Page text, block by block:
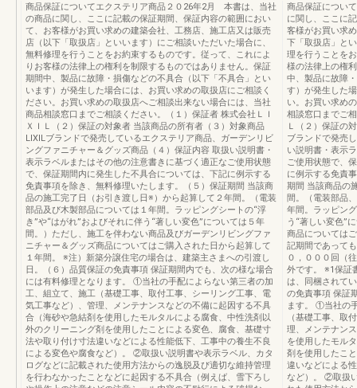
商品保証についてエクステリア商品２０26年2月 本書は、当社
の商品に関し、ここに記載の保証期間、保証内容の範囲におい
て、お客様がお買い求めの建築会社、工務店、施工店又は販売
店（以下「取扱店」といいます）にご相談いただいた場合に、
無料修理を行うことをお約束するものです。従って、これによ
りお客様の法律上の権利を制限するものではありません。保証
期間中、製品に故障・損傷などの不具合（以下「不具合」とい
います）が発生した場合には、お買い求めの取扱店にご相談く
ださい。お買い求めの取扱店へご相談出来ない場合には、当社
商品相談窓口までご相談ください。（１）保証者 株式会社ＬＩ
ＸＩＬ（２）保証の対象者 当該商品の所有者（３）対象商品
LIXILブランドで発売しているエクステリア商品、ガーデンリビ
ングファニチャー＆グッズ商品（４）保証内容 取扱い説明書・
表示ラベルまたはその他の注意書きに基づく適正なご使用状態
で、保証期間内に発生した不具合については、下記に例示する
免責事項を除き、無料修理いたします。（５）保証期間 当該商
品の施工完了日（お引き渡し日※）から起算して２年間。（電装
部品及び木製部品については１年間。ラッピングシートの“浮
き”や“はがれ”およびそれに伴う“著しい変色”については５年
間。）ただし、施工を伴わない商品及びガーデンリビングファ
ニチャー＆グッズ商品についてはご購入された日から起算して
１年間。 ※注）新築分譲住宅の場合は、建築主さまへの引渡し
日。（６）品質保証の免責事項 保証期間内でも、次の様な場合
には有料修理となります。 ①当社の手配によらない第三者の加
工、組立て、施工（基礎工事、取付工事、シーリング工事、電
気工事など）、管理、メンテナンスなどの不備に起因する不具
合（海砂や急結剤を使用したモルタルによる腐食、中性洗剤以
外のクリーニング剤を使用したことによる変色、腐食、基礎寸
法や取り付け寸法違いなどによる性能低下、工事中の養生不良
による変色や腐食など）。 ②取扱い説明書や表示ラベル、カタ
ログなどに記載された使用方法からの逸脱及び適切な維持管理
を行わなかったことなどに起因する不具合（例えば、雪下ろし
商品保証につい
に関し、ここに
客様がお買い求
下「取扱店」と
理を行うことを
様の法律上の権
中、製品に故障
す）が発生した
い。お買い求め
相談窓口までご
Ｌ（２）保証の
ブランドで発売
い説明書・表示
ご使用状態で、
に例示する免責
期間 当該商品の
間。（電装部品
年間。ラッピン
う“著しい変色”
商品については
記期間であって
０，０００回（
外です。 ※1保証
は、同梱されて
の免責事項 保証
ます。 ①当社の
（基礎工事、取
理、メンテナン
を使用したモル
剤を使用したこ
違いなどによる
など）。 ②取扱